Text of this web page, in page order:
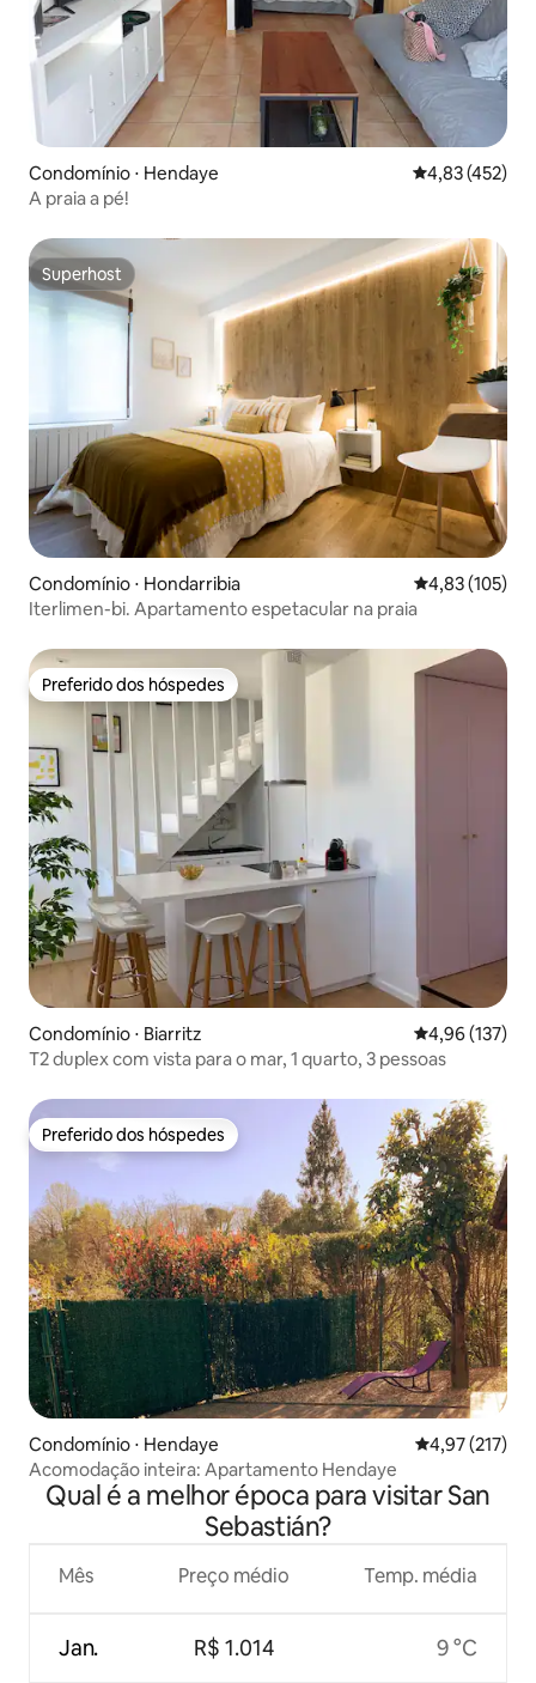
Condomínio ⋅ Hendaye 4,83 de uma
4,83 (452)
A praia a pé!
Superhost
Superhost
Condomínio ⋅ Hondarribia 4,83 de uma
4,83 (105)
Iterlimen-bi. Apartamento espetacular na praia
Preferido dos hóspedes
Preferido dos hóspedes
Condomínio ⋅ Biarritz 4,96 de uma
4,96 (137)
T2 duplex com vista para o mar, 1 quarto, 3 pessoas
Preferido dos hóspedes
Preferido dos hóspedes
Condomínio ⋅ Hendaye 4,97 de uma
4,97 (217)
Acomodação inteira: Apartamento Hendaye
Qual é a melhor época para visitar San
Sebastián?
Mês
Jan.
Preço médio
R$ 1.014
Temp. média
9 °C